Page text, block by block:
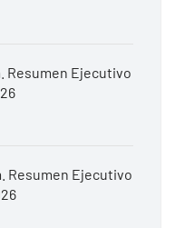
Resumen Ejecutivo
Resumen Ejecutivo